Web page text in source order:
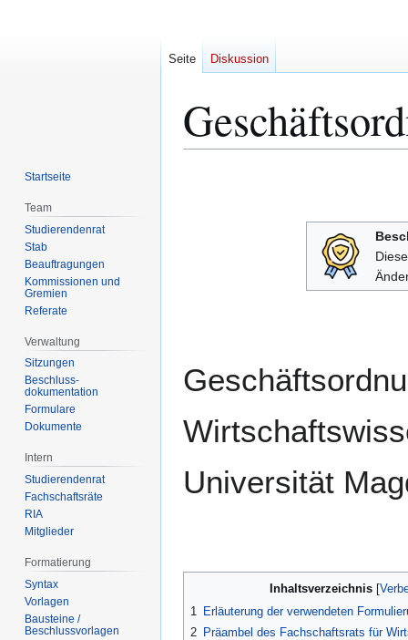
Universität
Inhaltsverzeichnis
1 Erläuterung der verwendeten
2 Präambel des Fachschaftsrats für
Seite Diskussion
Startseite
Team
Studierendenrat
Stab
Beauftragungen
Kommissionen und
Gremien
Referate
Verwaltung
Sitzungen
Beschluss-
dokumentation
Formulare
Dokumente
Intern
Studierendenrat
Fachschaftsräte
RIA
Mitglieder
Formatierung
Syntax
Vorlagen
Bausteine /
Beschlussvorlagen